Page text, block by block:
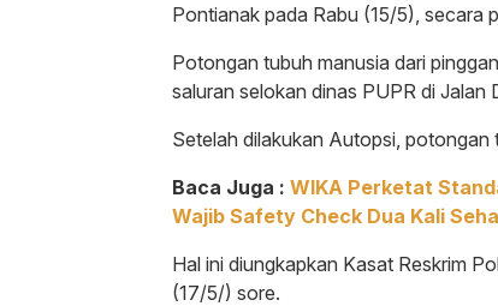
Pontianak pada Rabu (15/5), secara
Potongan tubuh manusia dari
saluran selokan dinas PUPR di
Setelah dilakukan Autopsi, potongan
Baca Juga : WIKA Perketat
Wajib Safety Check Dua Kali
Hal ini diungkapkan Kasat Reskrim
(17/5/) sore.